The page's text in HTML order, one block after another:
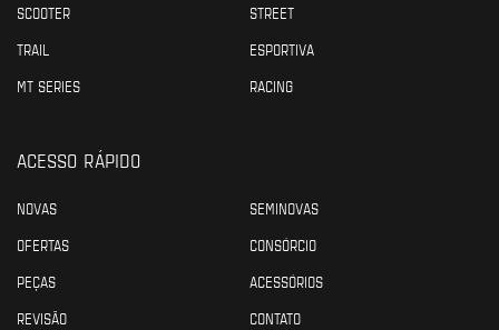
SCOOTER
STREET
TRAIL
ESPORTIVA
MT SERIES
RACING
ACESSO RÁPIDO
NOVAS
SEMINOVAS
OFERTAS
CONSÓRCIO
PEÇAS
ACESSÓRIOS
REVISÃO
CONTATO